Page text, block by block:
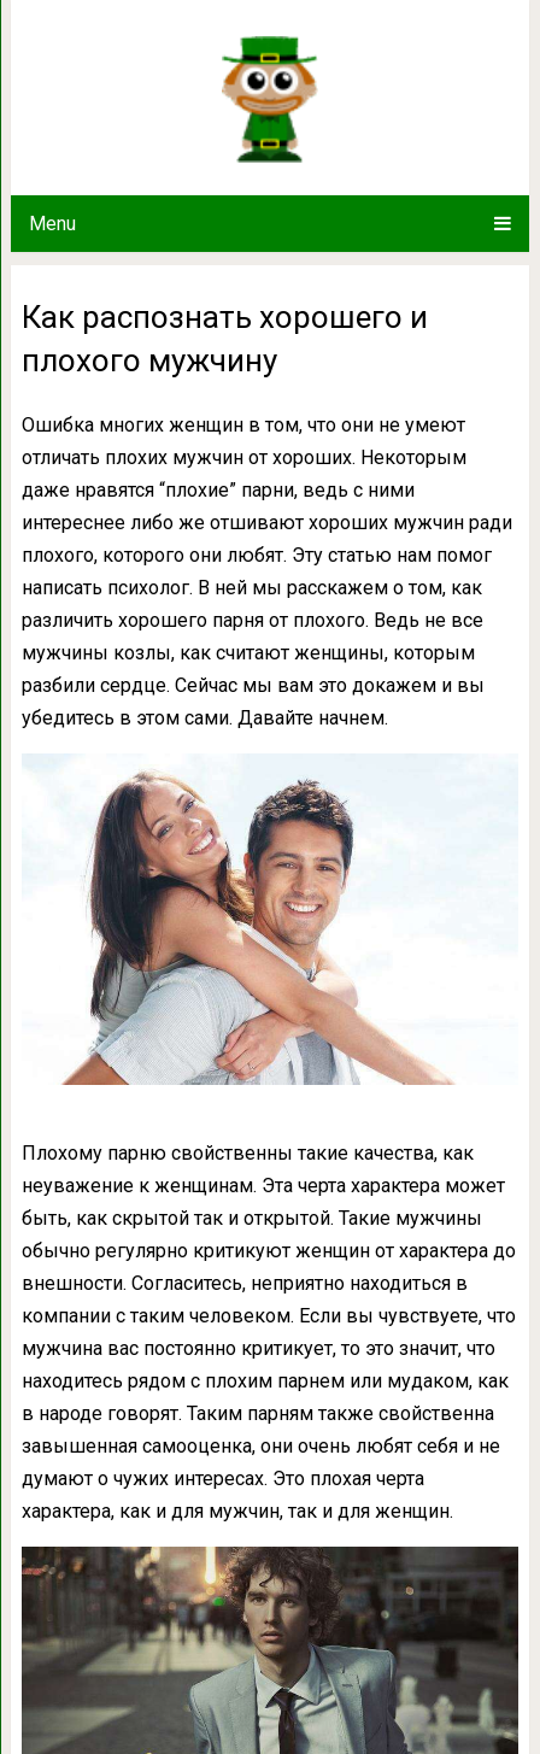
Menu
Как распознать
Как распознать хорошего и
плохого мужчину
Ошибка многих женщин в том, что они не умеют
отличать плохих мужчин от хороших. Некоторым
даже нравятся “плохие” парни, ведь с ними
интереснее либо же отшивают хороших мужчин ради
плохого, которого они любят. Эту статью нам помог
написать психолог. В ней мы расскажем о том, как
различить хорошего парня от плохого. Ведь не все
мужчины козлы, как считают женщины, которым
разбили сердце. Сейчас мы вам это докажем и вы
убедитесь в этом сами. Давайте начнем.
Плохому парню свойственны такие качества, как
неуважение к женщинам. Эта черта характера может
быть, как скрытой так и открытой. Такие мужчины
обычно регулярно критикуют женщин от характера до
внешности. Согласитесь, неприятно находиться в
компании с таким человеком. Если вы чувствуете, что
мужчина вас постоянно критикует, то это значит, что
находитесь рядом с плохим парнем или мудаком, как
в народе говорят. Таким парням также свойственна
завышенная самооценка, они очень любят себя и не
думают о чужих интересах. Это плохая черта
характера, как и для мужчин, так и для женщин.